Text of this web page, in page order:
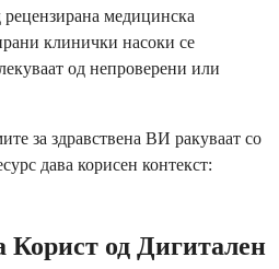
медицинска
клинички насоки се
од непроверени или
за здравствена ВИ ракуваат со
дава корисен контекст:
од Дигитален